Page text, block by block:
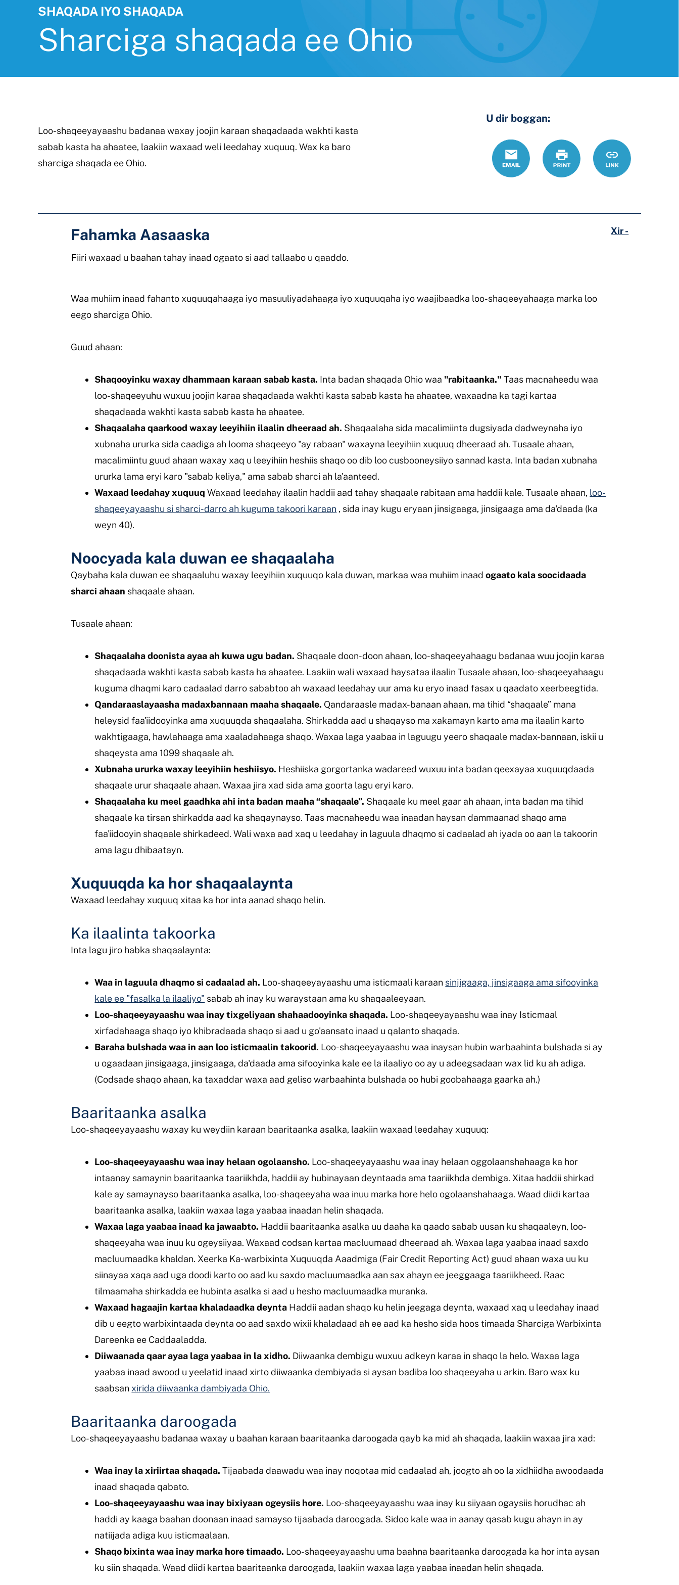
SHAQADA IYO SHAQADA
Sharciga shaqada ee Ohio
Loo-shaqeeyayaashu badanaa waxay joojin karaan shaqadaada wakhti kasta
sabab kasta ha ahaatee, laakiin waxaad weli leedahay xuquuq. Wax ka baro
sharciga shaqada ee Ohio.
U dir boggan:
Email Daabac
https://
shaqada-
ee-
Link
Fahamka Aasaaska
Fiiri waxaad u baahan tahay inaad ogaato si aad tallaabo u qaaddo.
Xir -
Waa muhiim inaad fahanto xuquuqahaaga iyo masuuliyadahaaga iyo xuquuqaha iyo waajibaadka loo-shaqeeyahaaga marka loo
eego sharciga Ohio.
Guud ahaan:
Shaqooyinku waxay dhammaan karaan sabab kasta. Inta badan shaqada Ohio waa "rabitaanka." Taas macnaheedu waa
loo-shaqeeyuhu wuxuu joojin karaa shaqadaada wakhti kasta sabab kasta ha ahaatee, waxaadna ka tagi kartaa
shaqadaada wakhti kasta sabab kasta ha ahaatee.
Shaqaalaha qaarkood waxay leeyihiin ilaalin dheeraad ah. Shaqaalaha sida macalimiinta dugsiyada dadweynaha iyo
xubnaha ururka sida caadiga ah looma shaqeeyo "ay rabaan" waxayna leeyihiin xuquuq dheeraad ah. Tusaale ahaan,
macalimiintu guud ahaan waxay xaq u leeyihiin heshiis shaqo oo dib loo cusbooneysiiyo sannad kasta. Inta badan xubnaha
ururka lama eryi karo "sabab keliya," ama sabab sharci ah la'aanteed.
Waxaad leedahay xuquuq Waxaad leedahay ilaalin haddii aad tahay shaqaale rabitaan ama haddii kale. Tusaale ahaan, loo-
shaqeeyayaashu si sharci-darro ah kuguma takoori karaan , sida inay kugu eryaan jinsigaaga, jinsigaaga ama da'daada (ka
weyn 40).
Noocyada kala duwan ee shaqaalaha
Qaybaha kala duwan ee shaqaaluhu waxay leeyihiin xuquuqo kala duwan, markaa waa muhiim inaadogaato kala soocidaada
sharci ahaan shaqaale ahaan.
Tusaale ahaan:
Shaqaalaha doonista ayaa ah kuwa ugu badan. Shaqaale doon-doon ahaan, loo-shaqeeyahaagu badanaa wuu joojin karaa
shaqadaada wakhti kasta sabab kasta ha ahaatee. Laakiin wali waxaad haysataa ilaalin Tusaale ahaan, loo-shaqeeyahaagu
kuguma dhaqmi karo cadaalad darro sababtoo ah waxaad leedahay uur ama ku eryo inaad fasax u qaadato xeerbeegtida.
Qandaraaslayaasha madaxbannaan maaha shaqaale. Qandaraasle madax-banaan ahaan, ma tihid “shaqaale” mana
heleysid faa'iidooyinka ama xuquuqda shaqaalaha. Shirkadda aad u shaqayso ma xakamayn karto ama ma ilaalin karto
wakhtigaaga, hawlahaaga ama xaaladahaaga shaqo. Waxaa laga yaabaa in laguugu yeero shaqaale madax-bannaan, iskii u
shaqeysta ama 1099 shaqaale ah.
Xubnaha ururka waxay leeyihiin heshiisyo. Heshiiska gorgortanka wadareed wuxuu inta badan qeexayaa xuquuqdaada
shaqaale urur shaqaale ahaan. Waxaa jira xad sida ama goorta lagu eryi karo.
Shaqaalaha ku meel gaadhka ahi inta badan maaha “shaqaale”. Shaqaale ku meel gaar ah ahaan, inta badan ma tihid
shaqaale ka tirsan shirkadda aad ka shaqaynayso. Taas macnaheedu waa inaadan haysan dammaanad shaqo ama
faa'iidooyin shaqaale shirkadeed. Wali waxa aad xaq u leedahay in laguula dhaqmo si cadaalad ah iyada oo aan la takoorin
ama lagu dhibaatayn.
Xuquuqda ka hor shaqaalaynta
Waxaad leedahay xuquuq xitaa ka hor inta aanad shaqo helin.
Ka ilaalinta takoorka
Inta lagu jiro habka shaqaalaynta:
Waa in laguula dhaqmo si cadaalad ah. Loo-shaqeeyayaashu uma isticmaali karaan sinjigaaga, jinsigaaga ama sifooyinka
kale ee "fasalka la ilaaliyo" sabab ah inay ku waraystaan ama ku shaqaaleeyaan.
Loo-shaqeeyayaashu waa inay tixgeliyaan shahaadooyinka shaqada. Loo-shaqeeyayaashu waa inay Isticmaal
xirfadahaaga shaqo iyo khibradaada shaqo si aad u go'aansato inaad u qalanto shaqada.
Baraha bulshada waa in aan loo isticmaalin takoorid. Loo-shaqeeyayaashu waa inaysan hubin warbaahinta bulshada si ay
u ogaadaan jinsigaaga, jinsigaaga, da'daada ama sifooyinka kale ee la ilaaliyo oo ay u adeegsadaan wax lid ku ah adiga.
(Codsade shaqo ahaan, ka taxaddar waxa aad geliso warbaahinta bulshada oo hubi goobahaaga gaarka ah.)
Baaritaanka asalka
Loo-shaqeeyayaashu waxay ku weydiin karaan baaritaanka asalka, laakiin waxaad leedahay xuquuq:
Loo-shaqeeyayaashu waa inay helaan ogolaansho. Loo-shaqeeyayaashu waa inay helaan oggolaanshahaaga ka hor
intaanay samaynin baaritaanka taariikhda, haddii ay hubinayaan deyntaada ama taariikhda dembiga. Xitaa haddii shirkad
kale ay samaynayso baaritaanka asalka, loo-shaqeeyaha waa inuu marka hore helo ogolaanshahaaga. Waad diidi kartaa
baaritaanka asalka, laakiin waxaa laga yaabaa inaadan helin shaqada.
Waxaa laga yaabaa inaad ka jawaabto. Haddii baaritaanka asalka uu daaha ka qaado sabab uusan ku shaqaaleyn, loo-
shaqeeyaha waa inuu ku ogeysiiyaa. Waxaad codsan kartaa macluumaad dheeraad ah. Waxaa laga yaabaa inaad saxdo
macluumaadka khaldan. Xeerka Ka-warbixinta Xuquuqda Aaadmiga (Fair Credit Reporting Act) guud ahaan waxa uu ku
siinayaa xaqa aad uga doodi karto oo aad ku saxdo macluumaadka aan sax ahayn ee jeeggaaga taariikheed. Raac
tilmaamaha shirkadda ee hubinta asalka si aad u hesho macluumaadka muranka.
Waxaad hagaajin kartaa khaladaadka deynta Haddii aadan shaqo ku helin jeegaga deynta, waxaad xaq u leedahay inaad
dib u eegto warbixintaada deynta oo aad saxdo wixii khaladaad ah ee aad ka hesho sida hoos timaada Sharciga Warbixinta
Dareenka ee Caddaaladda.
Diiwaanada qaar ayaa laga yaabaa in la xidho. Diiwaanka dembigu wuxuu adkeyn karaa in shaqo la helo. Waxaa laga
yaabaa inaad awood u yeelatid inaad xirto diiwaanka dembiyada si aysan badiba loo shaqeeyaha u arkin. Baro wax ku
saabsan xirida diiwaanka dambiyada Ohio.
Baaritaanka daroogada
Loo-shaqeeyayaashu badanaa waxay u baahan karaan baaritaanka daroogada qayb ka mid ah shaqada, laakiin waxaa jira xad:
Waa inay la xiriirtaa shaqada. Tijaabada daawadu waa inay noqotaa mid cadaalad ah, joogto ah oo la xidhiidha awoodaada
inaad shaqada qabato.
Loo-shaqeeyayaashu waa inay bixiyaan ogeysiis hore. Loo-shaqeeyayaashu waa inay ku siiyaan ogaysiis horudhac ah
haddi ay kaaga baahan doonaan inaad samayso tijaabada daroogada. Sidoo kale waa in aanay qasab kugu ahayn in ay
natiijada adiga kuu isticmaalaan.
Shaqo bixinta waa inay marka hore timaado. Loo-shaqeeyayaashu uma baahna baaritaanka daroogada ka hor inta aysan
ku siin shaqada. Waad diidi kartaa baaritaanka daroogada, laakiin waxaa laga yaabaa inaadan helin shaqada.